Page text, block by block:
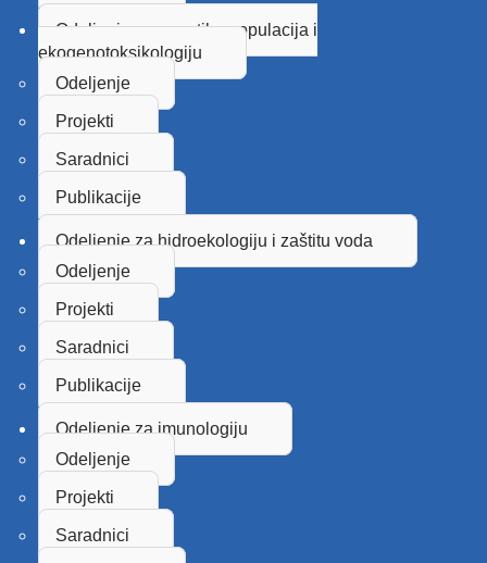
Odeljenje za genetiku populacija i
ekogenotoksikologiju
Odeljenje
Projekti
Saradnici
Publikacije
Odeljenje za hidroekologiju i zaštitu voda
Odeljenje
Projekti
Saradnici
Publikacije
Odeljenje za imunologiju
Odeljenje
Projekti
Saradnici